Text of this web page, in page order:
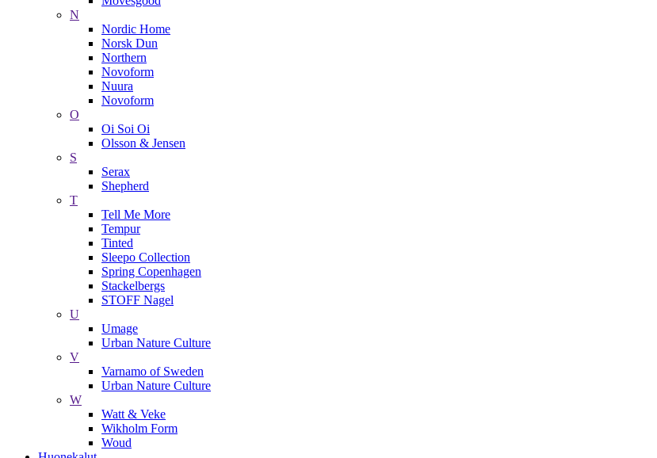
N
Nordic Home
Norsk Dun
Northern
Novoform
Nuura
Novoform
O
Oi Soi Oi
Olsson & Jensen
S
Serax
Shepherd
T
Tell Me More
Tempur
Tinted
Sleepo Collection
Spring Copenhagen
Stackelbergs
STOFF Nagel
U
Umage
Urban Nature Culture
V
Varnamo of Sweden
Urban Nature Culture
W
Watt & Veke
Wikholm Form
Woud